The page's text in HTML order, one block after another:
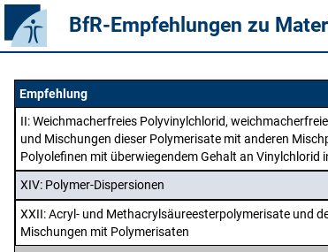
BfR-Empfehlungen zu
Empfehlung
II: Weichmacherfreies Polyvinylchlorid,
und Mischungen dieser Polymerisate mit anderen
Polyolefinen mit überwiegendem Gehalt an Vinylchlorid
XIV: Polymer-Dispersionen
XXII: Acryl- und Methacrylsäureesterpolymerisate und
Mischungen mit Polymerisaten